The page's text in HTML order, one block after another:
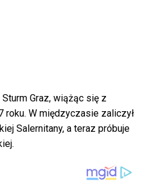
Graz, wiążąc się z
roku. W międzyczasie zaliczył
Salernitany, a teraz próbuje